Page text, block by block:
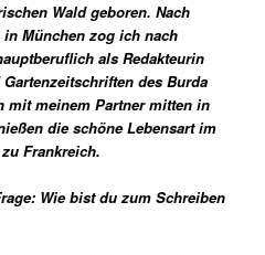
Wald geboren. Nach
München zog ich nach
als Redakteurin
des Burda
mit meinem Partner mitten in
die schöne Lebensart im
Frankreich.
Wie bist du zum Schreiben